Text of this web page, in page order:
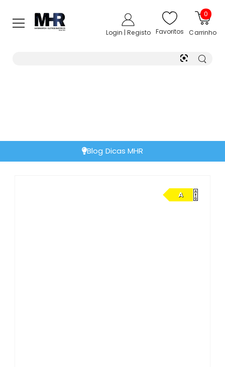
Login | Registo Favoritos
0
Carrinho
Blog Dicas MHR
A